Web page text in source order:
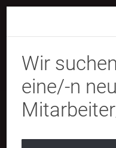
Wir
eine/-n